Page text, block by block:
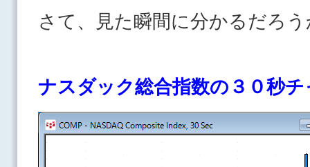
さて、見た瞬間に分かるだろ
ナスダック総合指数の３０秒チ